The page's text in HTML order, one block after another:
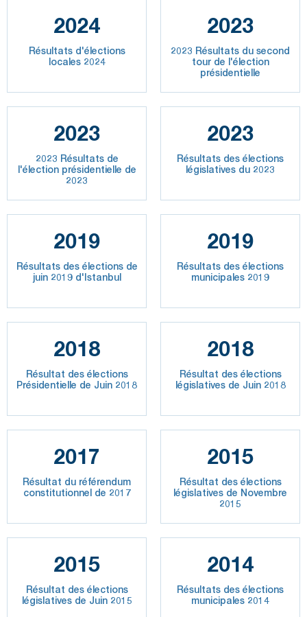
2024
Résultats d'élections
locales 2024
2023
2023 Résultats du second
tour de l'élection
présidentielle
2023
2023 Résultats de
l'élection présidentielle de
2023
2023
Résultats des élections
législatives du 2023
2019
Résultats des élections de
juin 2019 d'Istanbul
2019
Résultats des élections
municipales 2019
2018
Résultat des élections
Présidentielle de Juin 2018
2018
Résultat des élections
législatives de Juin 2018
2017
Résultat du référendum
constitutionnel de 2017
2015
Résultat des élections
législatives de Novembre
2015
2015
Résultat des élections
législatives de Juin 2015
2014
Résultats des élections
municipales 2014